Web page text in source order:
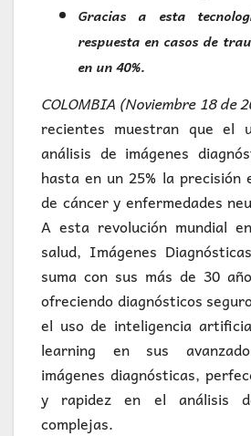
Gracias a esta
respuesta en casos de
en un 40%.
COLOMBIA (Noviembre 18
recientes muestran que
análisis de imágenes
hasta en un 25% la
de cáncer y enfermedades
A esta revolución mundial
salud, Imágenes
suma con sus más de 30
ofreciendo diagnósticos
el uso de inteligencia
learning en sus
imágenes diagnósticas,
y rapidez en el análisis
complejas.